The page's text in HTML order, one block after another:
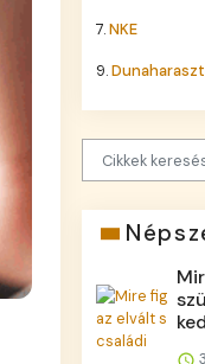
7.NKE
9.Dunaharaszti